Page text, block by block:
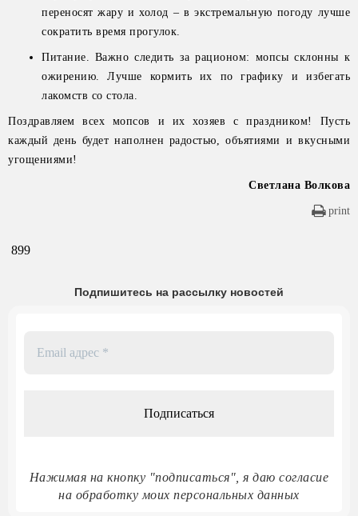
переносят жару и холод – в экстремальную погоду лучше
сократить время прогулок.
Питание. Важно следить за рационом: мопсы склонны к
ожирению. Лучше кормить их по графику и избегать
лакомств со стола.
Поздравляем всех мопсов и их хозяев с праздником! Пусть
каждый день будет наполнен радостью, объятиями и вкусными
угощениями!
Светлана Волкова
print
899
Подпишитесь на рассылку новостей
Нажимая на кнопку "подписаться", я даю согласие
на обработку моих персональных данных